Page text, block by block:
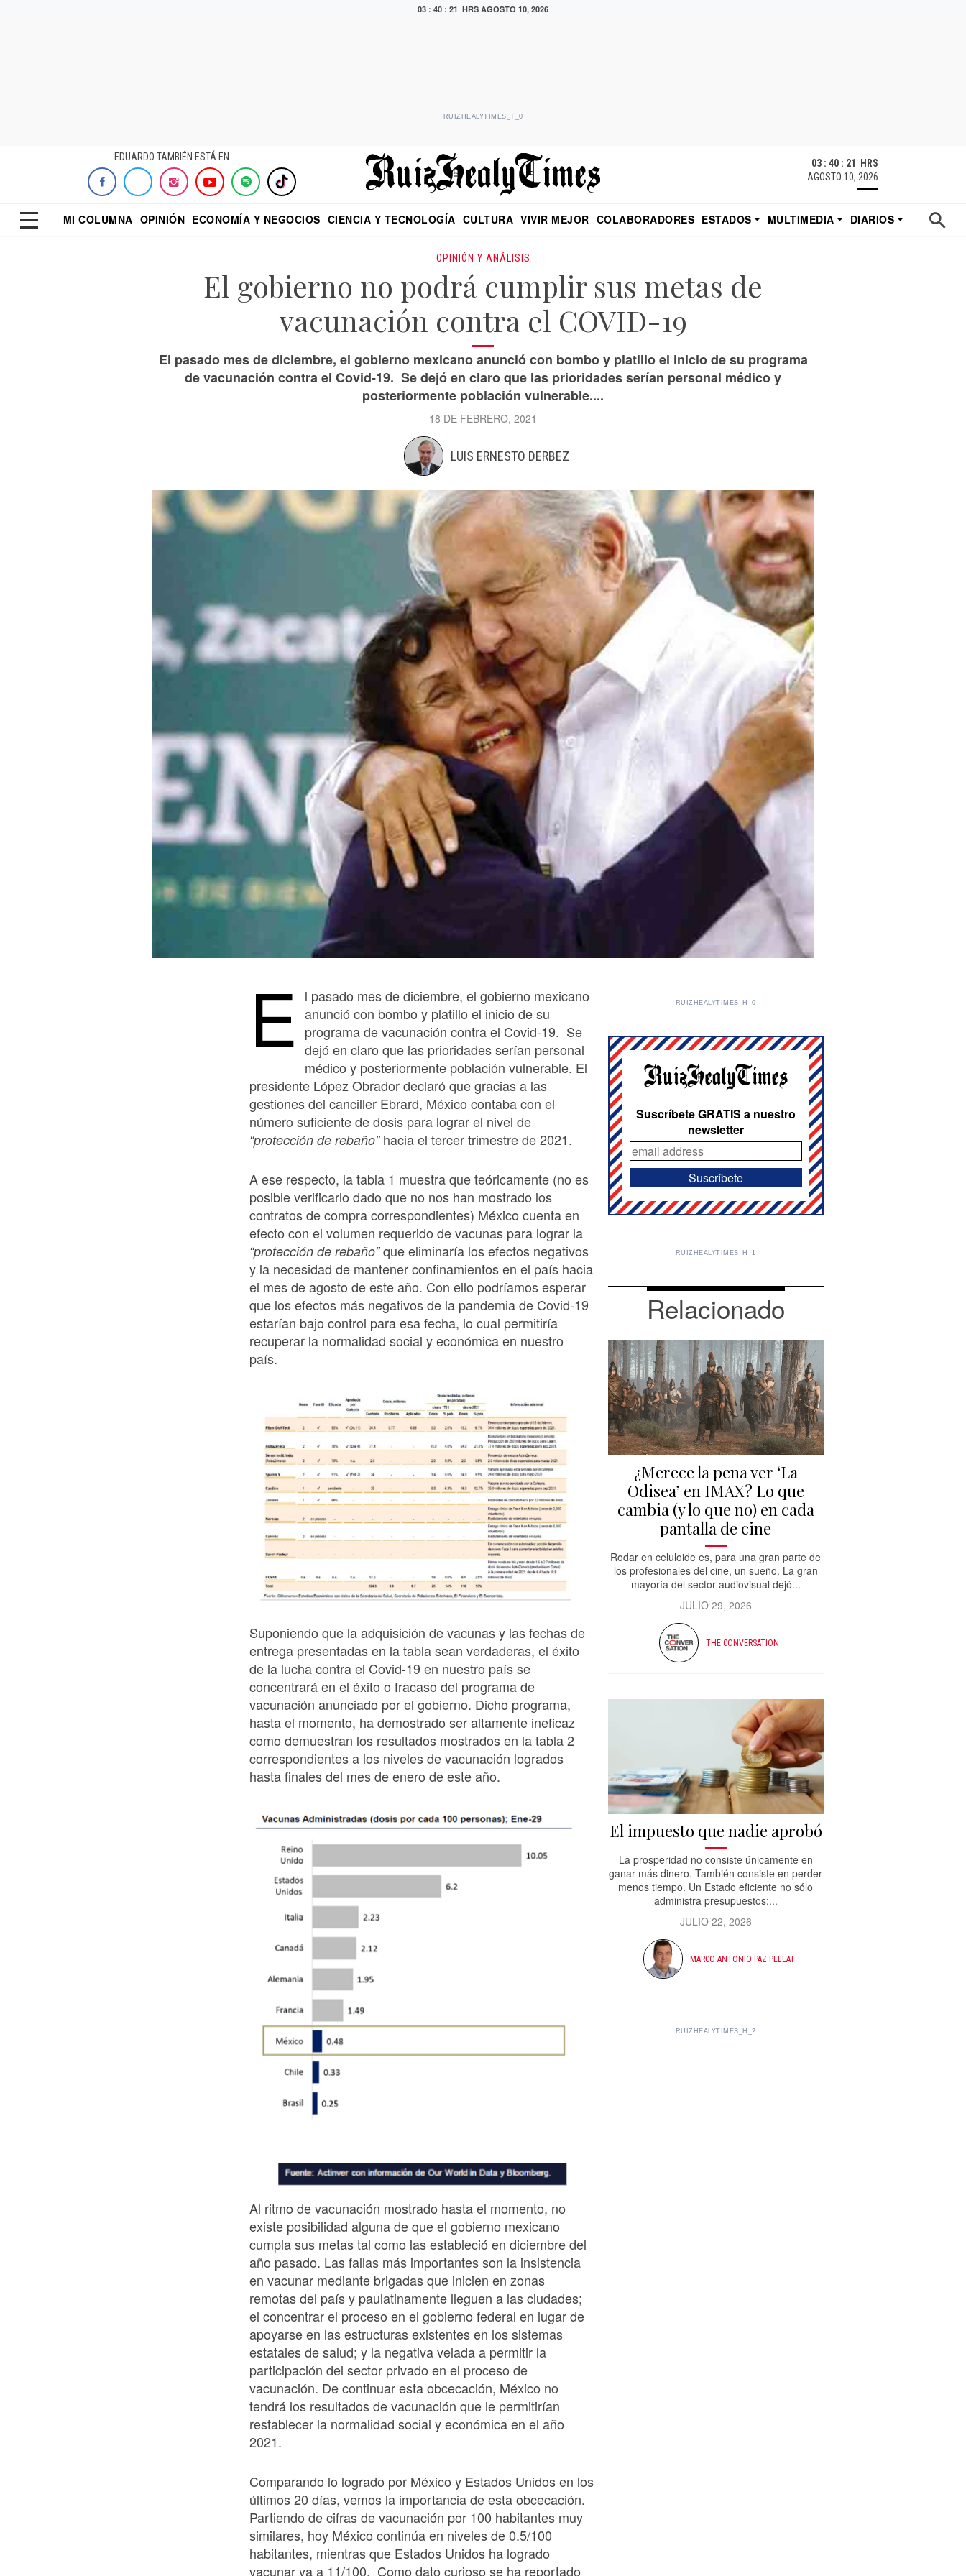
03 : 40 : 22 HRS AGOSTO 10, 2026
RUIZHEALYTIMES_T_0
EDUARDO TAMBIÉN ESTÁ EN:
03 : 40 : 22 HRS
AGOSTO 10, 2026
MI COLUMNA OPINIÓN ECONOMÍA Y NEGOCIOS CIENCIA Y TECNOLOGÍA CULTURA VIVIR MEJOR COLABORADORES ESTADOS MULTIMEDIA
DIARIOS
OPINIÓN Y ANÁLISIS
El gobierno no podrá cumplir sus metas de
vacunación contra el COVID-19
El pasado mes de diciembre, el gobierno mexicano anunció con bombo y platillo el inicio de su programa
de vacunación contra el Covid-19. Se dejó en claro que las prioridades serían personal médico y
posteriormente población vulnerable....
18 DE FEBRERO, 2021
LUIS ERNESTO DERBEZ
E
l pasado mes de diciembre, el gobierno mexicano
anunció con bombo y platillo el inicio de su
programa de vacunación contra el Covid-19. Se
dejó en claro que las prioridades serían personal
médico y posteriormente población vulnerable. El
presidente López Obrador declaró que gracias a las
gestiones del canciller Ebrard, México contaba con el
número suficiente de dosis para lograr el nivel de
“protección de rebaño”hacia el tercer trimestre de 2021.
A ese respecto, la tabla 1 muestra que teóricamente (no es
posible verificarlo dado que no nos han mostrado los
contratos de compra correspondientes) México cuenta en
efecto con el volumen requerido de vacunas para lograr la
“protección de rebaño”que eliminaría los efectos negativos
y la necesidad de mantener confinamientos en el país hacia
el mes de agosto de este año. Con ello podríamos esperar
que los efectos más negativos de la pandemia de Covid-19
estarían bajo control para esa fecha, lo cual permitiría
recuperar la normalidad social y económica en nuestro
país.
Suponiendo que la adquisición de vacunas y las fechas de
entrega presentadas en la tabla sean verdaderas, el éxito
de la lucha contra el Covid-19 en nuestro país se
concentrará en el éxito o fracaso del programa de
vacunación anunciado por el gobierno. Dicho programa,
hasta el momento, ha demostrado ser altamente ineficaz
como demuestran los resultados mostrados en la tabla 2
correspondientes a los niveles de vacunación logrados
hasta finales del mes de enero de este año.
Al ritmo de vacunación mostrado hasta el momento, no
existe posibilidad alguna de que el gobierno mexicano
cumpla sus metas tal como las estableció en diciembre del
año pasado. Las fallas más importantes son la insistencia
en vacunar mediante brigadas que inicien en zonas
remotas del país y paulatinamente lleguen a las ciudades;
el concentrar el proceso en el gobierno federal en lugar de
apoyarse en las estructuras existentes en los sistemas
estatales de salud; y la negativa velada a permitir la
participación del sector privado en el proceso de
vacunación. De continuar esta obcecación, México no
tendrá los resultados de vacunación que le permitirían
restablecer la normalidad social y económica en el año
2021.
Comparando lo logrado por México y Estados Unidos en los
últimos 20 días, vemos la importancia de esta obcecación.
Partiendo de cifras de vacunación por 100 habitantes muy
similares, hoy México continúa en niveles de 0.5/100
habitantes, mientras que Estados Unidos ha logrado
vacunar ya a 11/100. Como dato curioso se ha reportado
RUIZHEALYTIMES_H_0
Suscríbete GRATIS a nuestro
newsletter
RUIZHEALYTIMES_H_1
Relacionado
¿Merece la pena ver ‘La
Odisea’ en IMAX? Lo que
cambia (y lo que no) en cada
pantalla de cine
Rodar en celuloide es, para una gran parte de
los profesionales del cine, un sueño. La gran
mayoría del sector audiovisual dejó...
JULIO 29, 2026
THE CONVERSATION
El impuesto que nadie aprobó
La prosperidad no consiste únicamente en
ganar más dinero. También consiste en perder
menos tiempo. Un Estado eficiente no sólo
administra presupuestos:...
JULIO 22, 2026
MARCO ANTONIO PAZ PELLAT
RUIZHEALYTIMES_H_2